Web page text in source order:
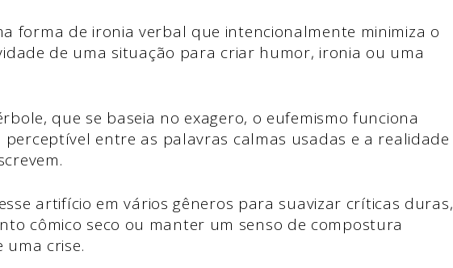
forma de ironia verbal que intencionalmente minimiza o
de uma situação para criar humor, ironia ou uma
que se baseia no exagero, o eufemismo funciona
entre as palavras calmas usadas e a realidade
artifício em vários gêneros para suavizar críticas duras,
cômico seco ou manter um senso de compostura
crise.